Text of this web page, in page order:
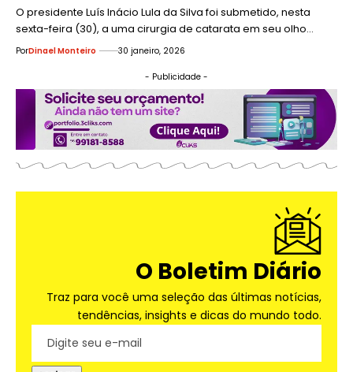
O presidente Luís Inácio Lula da Silva foi submetido, nesta
sexta-feira (30), a uma cirurgia de catarata em seu olho…
PorDinael Monteiro 30 janeiro, 2026
- Publicidade -
O Boletim Diário
Traz para você uma seleção das últimas notícias,
tendências, insights e dicas do mundo todo.